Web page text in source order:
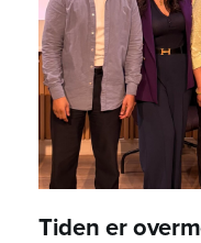
Tiden er